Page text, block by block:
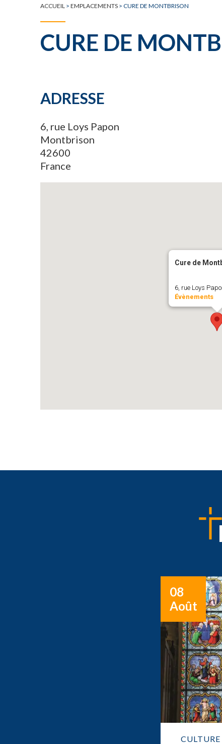
ACCUEIL > EMPLACEMENTS > CURE DE MONTBRISON
CURE DE
ADRESSE
6, rue Loys Papon
Montbrison
42600
France
Cure de
6, rue Loys
Évènements
08
Août
CULTURE